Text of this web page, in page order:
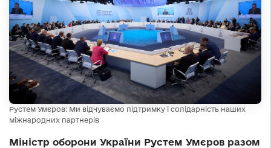
Рустем Умєров: Ми відчуваємо підтримку і солідарність наших
міжнародних партнерів
Міністр оборони України Рустем Умєров разом